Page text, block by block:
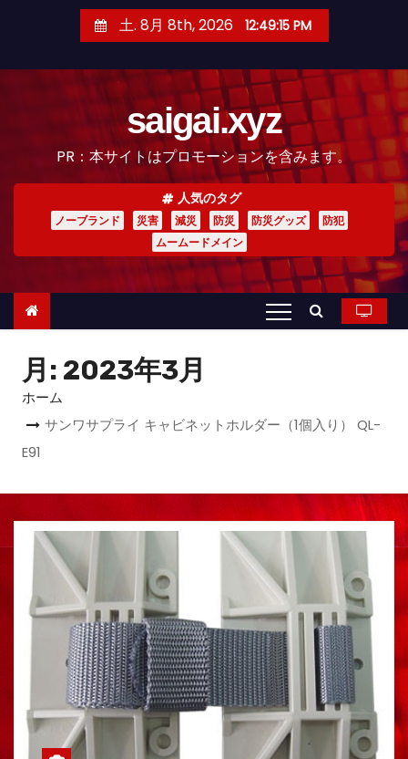
土. 8月 8th, 2026 12:49:17 PM
saigai.xyz
PR：本サイトはプロモーションを含みます。
人気のタグ
ノーブランド 災害 減災 防災 防災グッズ
防犯
ムームードメイン
月: 2023年3月
ホーム
サンワサプライ キャビネットホルダー（1個入り） QL-
E91